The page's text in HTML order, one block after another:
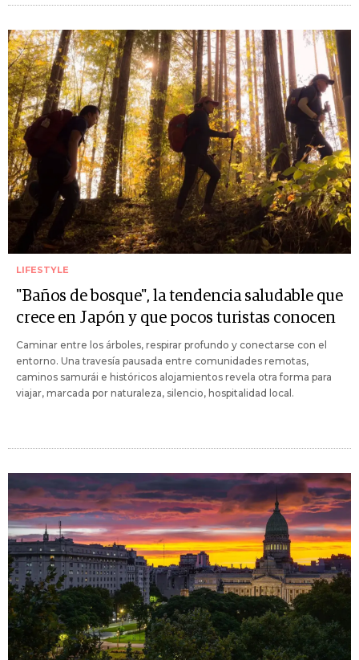
LIFESTYLE
"Baños de bosque", la tendencia saludable que
crece en Japón y que pocos turistas conocen
Caminar entre los árboles, respirar profundo y conectarse con el
entorno. Una travesía pausada entre comunidades remotas,
caminos samurái e históricos alojamientos revela otra forma para
viajar, marcada por naturaleza, silencio, hospitalidad local.